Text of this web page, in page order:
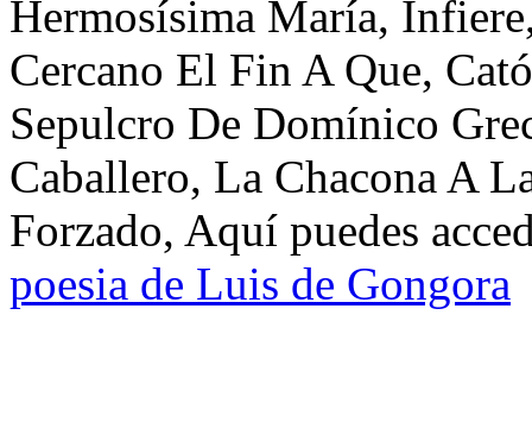
Hermosísima María,
Cercano El Fin A Que,
Sepulcro De Domínico
Caballero, La Chacona A
Forzado, Aquí puedes
poesia de Luis de Gongora